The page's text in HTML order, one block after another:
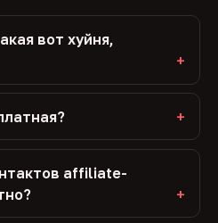
вот хуйня,
affiliate-